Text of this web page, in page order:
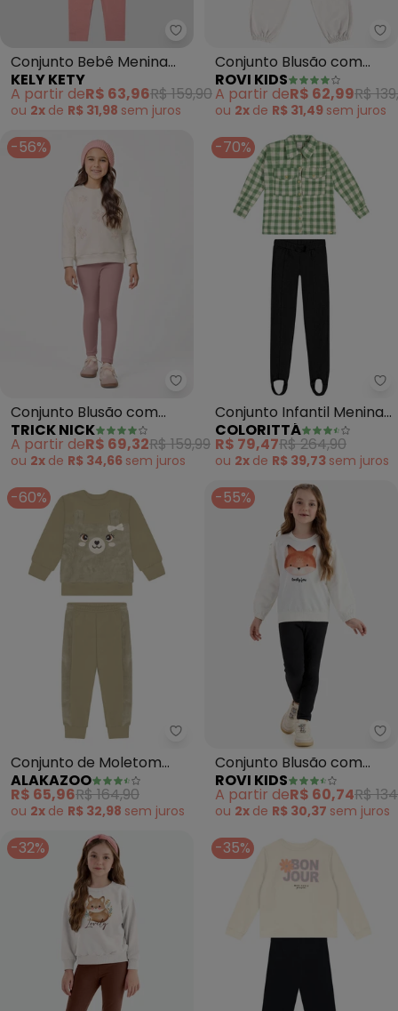
Kely Kety - Conjunto Bebê
Conjunto Bebê Menina
com Blusão e Legging
(Bege)
KELY KETY
A partir deR$ 63,96R$ 159,90
ou 2x de R$ 31,98 sem juros
Conjunto Blusão com
Calça Moletom (Bege)
ROVI KIDS
A partir deR$ 62,99R$
ou 2x de R$ 31,49 sem juros
-56%
Trick Nick - Conjunto Blusão
Conjunto Blusão com
Legging Moletom (Bege)
TRICK NICK
A partir deR$ 69,32R$ 159,99
ou 2x de R$ 34,66 sem juros
-70%
Conjunto Infantil Menina
(Bege)
COLORITTÁ
R$ 79,47R$ 264,90
ou 2x de R$ 39,73 sem juros
-60%
Alakazoo - Conjunto de
Conjunto de Moletom
com Bordado e Recortes
(Bege)
ALAKAZOO
R$ 65,96R$ 164,90
ou 2x de R$ 32,98 sem juros
-55%
Conjunto Blusão com
Legging Molecotton
(Bege)
ROVI KIDS
A partir deR$ 60,74R$
ou 2x de R$ 30,37 sem juros
-32% -35%